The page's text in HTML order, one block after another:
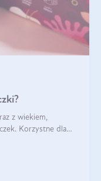
z wiekiem,
Korzystne dla